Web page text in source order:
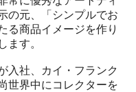
の元、「シンプルでお
る商品イメージを作り
ます。
入社、カイ・フランク
世界中にコレクターを